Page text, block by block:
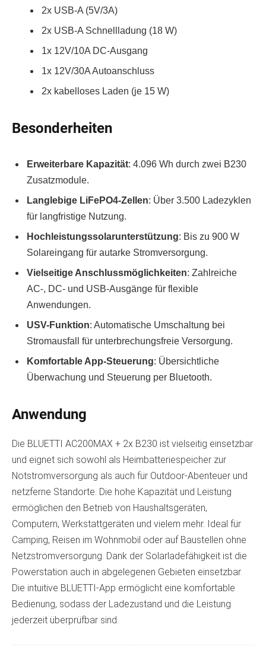
2x USB-A (5V/3A)
2x USB-A Schnellladung (18 W)
1x 12V/10A DC-Ausgang
1x 12V/30A Autoanschluss
2x kabelloses Laden (je 15 W)
Besonderheiten
Erweiterbare Kapazität: 4.096 Wh durch zwei B230
Zusatzmodule.
Langlebige LiFePO4-Zellen: Über 3.500 Ladezyklen
für langfristige Nutzung.
Hochleistungssolarunterstützung: Bis zu 900 W
Solareingang für autarke Stromversorgung.
Vielseitige Anschlussmöglichkeiten: Zahlreiche
AC-, DC- und USB-Ausgänge für flexible
Anwendungen.
USV-Funktion: Automatische Umschaltung bei
Stromausfall für unterbrechungsfreie Versorgung.
Komfortable App-Steuerung: Übersichtliche
Überwachung und Steuerung per Bluetooth.
Anwendung
Die BLUETTI AC200MAX + 2x B230 ist vielseitig einsetzbar
und eignet sich sowohl als Heimbatteriespeicher zur
Notstromversorgung als auch für Outdoor-Abenteuer und
netzferne Standorte. Die hohe Kapazität und Leistung
ermöglichen den Betrieb von Haushaltsgeräten,
Computern, Werkstattgeräten und vielem mehr. Ideal für
Camping, Reisen im Wohnmobil oder auf Baustellen ohne
Netzstromversorgung. Dank der Solarladefähigkeit ist die
Powerstation auch in abgelegenen Gebieten einsetzbar.
Die intuitive BLUETTI-App ermöglicht eine komfortable
Bedienung, sodass der Ladezustand und die Leistung
jederzeit überprüfbar sind.